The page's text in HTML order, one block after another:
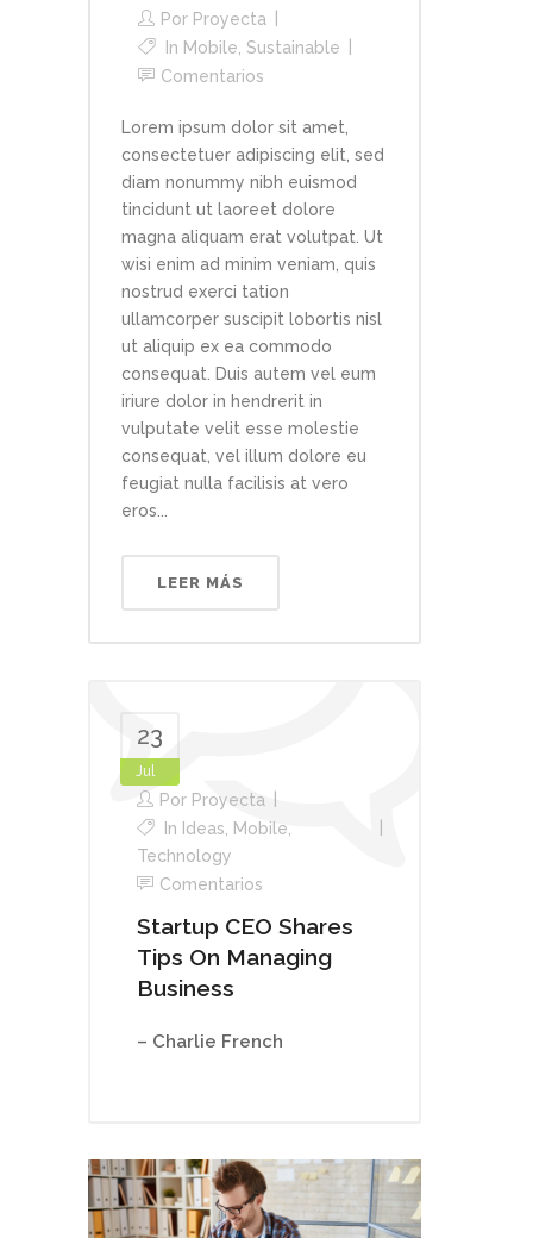
Por Proyecta
In Mobile Sustainable
Comentarios
Lorem ipsum dolor sit amet,
consectetuer adipiscing elit, sed
diam nonummy nibh euismod
tincidunt ut laoreet dolore
magna aliquam erat volutpat. Ut
wisi enim ad minim veniam, quis
nostrud exerci tation
ullamcorper suscipit lobortis nisl
ut aliquip ex ea commodo
consequat. Duis autem vel eum
iriure dolor in hendrerit in
vulputate velit esse molestie
consequat, vel illum dolore eu
feugiat nulla facilisis at vero
eros...
LEER MÁS
23
Jul
Por Proyecta
In Ideas Mobile
Technology
Comentarios
Startup CEO Shares
Tips On Managing
Business
– Charlie French